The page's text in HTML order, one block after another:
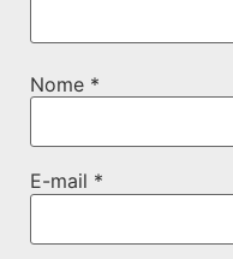
Nome *
E-mail *